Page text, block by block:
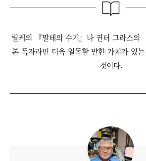
릴케의 『말테의 수기』나 귄터 그라스의
본 독자라면 더욱 일독할 만한 가치가 있
것이다.